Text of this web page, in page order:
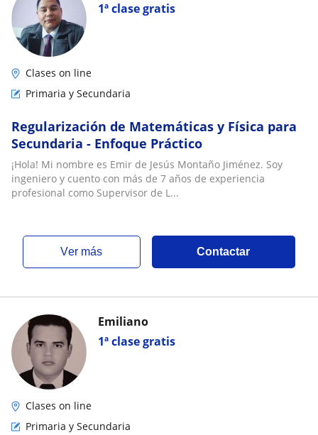
1ª clase gratis
Clases on line
Primaria y Secundaria
Regularización de Matemáticas y Física para
Secundaria - Enfoque Práctico
¡Hola! Mi nombre es Emir de Jesús Montaño Jiménez. Soy
ingeniero y cuento con más de 7 años de experiencia
profesional como Supervisor de L...
ver más Contactar
1ª clase gratis
Emiliano
Clases on line
Primaria y Secundaria